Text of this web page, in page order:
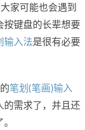
家可能也会遇到
按键盘的长辈想要
输入法是很有必要
笔划(笔画)输入
的需求了，并且还